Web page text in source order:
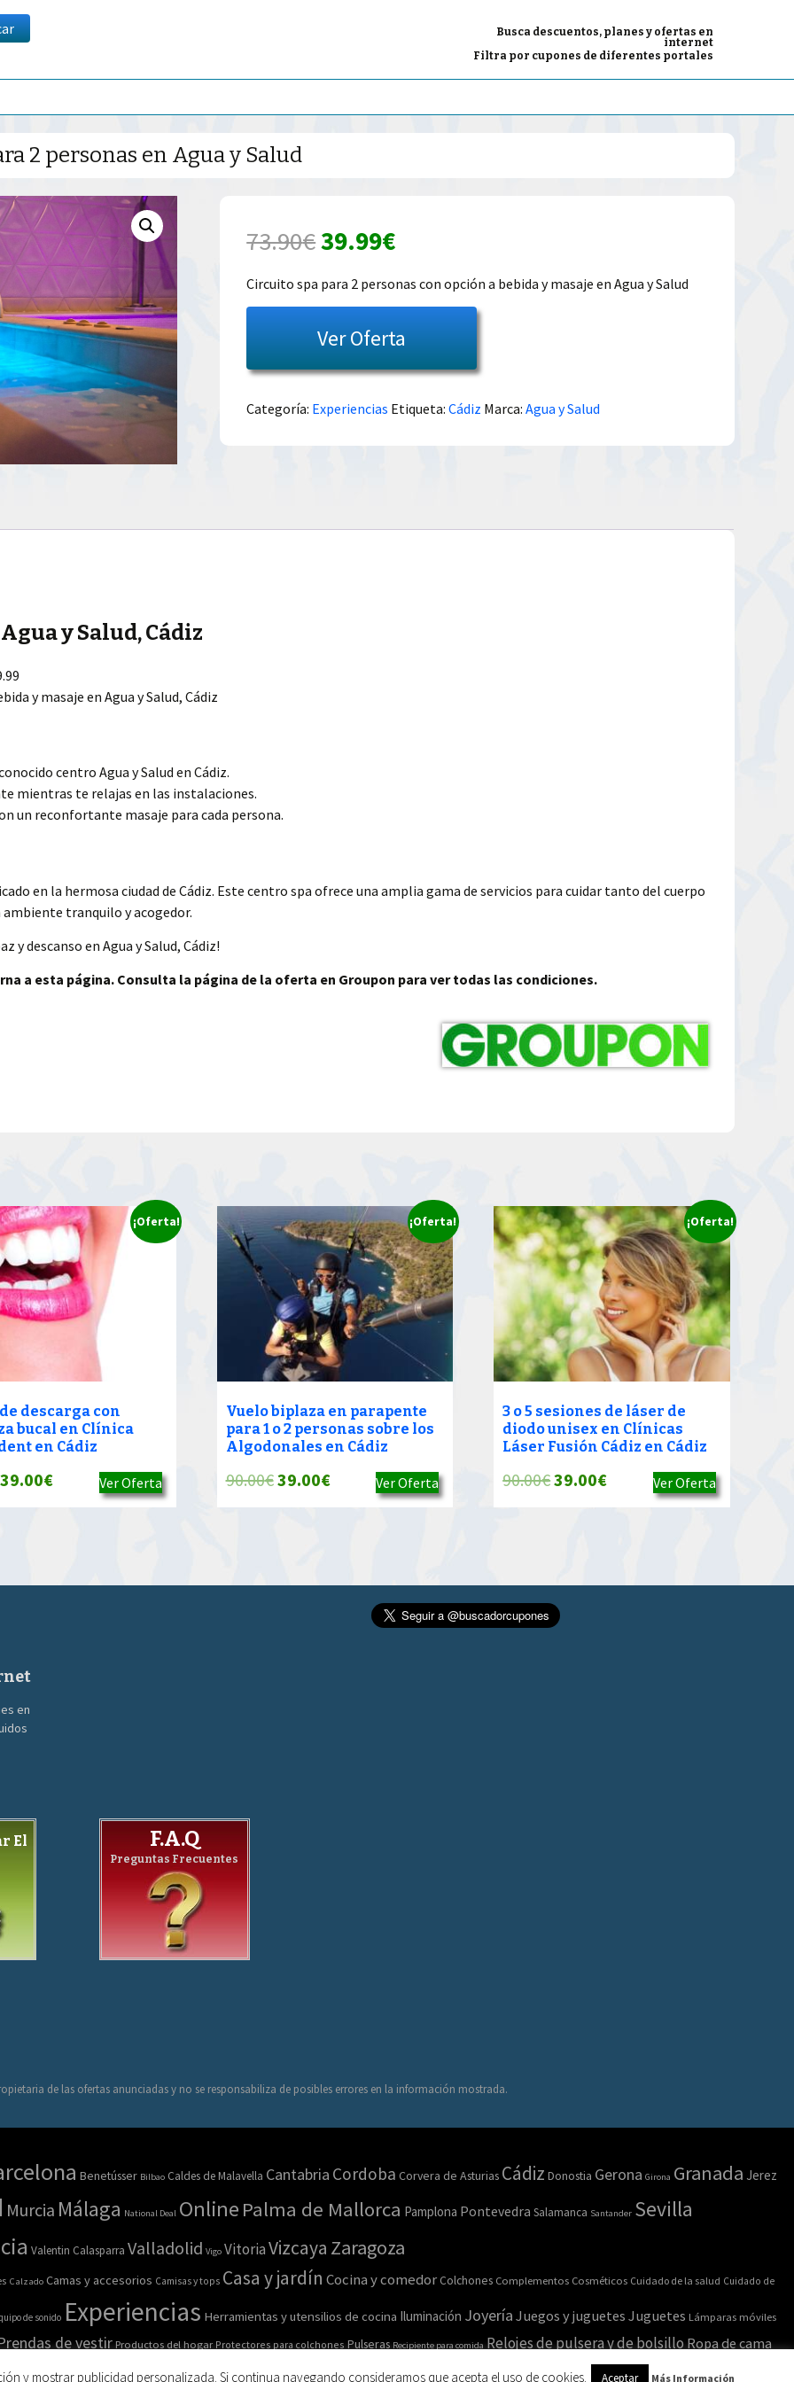
Busca descuentos, planes y ofertas en
internet
Filtra por cupones de diferentes portales
2 personas en Agua y Salud
73.90€El
precio
original
era:
39.99€El
precio
actual
es:
Circuito spa para 2 personas con opción a bebida y masaje en Agua y Salud
Ver Oferta
Categoría: Experiencias Etiqueta:Cádiz Marca:Agua y Salud
y Salud, Cádiz
y masaje en Agua y Salud, Cádiz
centro Agua y Salud en Cádiz.
mientras te relajas en las instalaciones.
un reconfortante masaje para cada persona.
en la hermosa ciudad de Cádiz. Este centro spa ofrece una amplia gama de servicios para cuidar tanto del cuerpo
tranquilo y acogedor.
y descanso en Agua y Salud, Cádiz!
a esta página. Consulta la página de la oferta en Groupon para ver todas las condiciones.
¡Oferta!
descarga con
bucal en Clínica
en Cádiz
El
39.00€El
precio
39.00€.
Ver Oferta
¡Oferta!
Vuelo biplaza en parapente
para 1 o 2 personas sobre los
Algodonales en Cádiz
90.00€El
precio
90.00€.
39.00€El
precio
39.00€.
Ver Oferta
¡Oferta!
3 o 5 sesiones de láser de
diodo unisex en Clínicas
Láser Fusión Cádiz en Cádiz
90.00€El
precio
90.00€.
39.00€El
precio
39.00€.
Ver Oferta
en
El
F.A.Q
Preguntas Frecuentes
de las ofertas anunciadas y no se responsabiliza de posibles errores en la información mostrada.
Benetússer Bilbao Caldes de Malavella Cantabria Cordoba Corvera de Asturias Cádiz Donostia Gerona Girona Granada Jerez
Murcia Málaga National Deal Online Palma de Mallorca Pamplona Pontevedra Salamanca Santander Sevilla
Valentin Calasparra Valladolid Vigo VitoriaVizcaya Zaragoza
Calzado Camas y accesorios Camisas y tops Casa y jardín Cocina y comedor Colchones Complementos Cosméticos Cuidado de la salud Cuidado de
de sonido Experiencias Herramientas y utensilios de cocina Iluminación Joyería Juegos y juguetes Juguetes Lámparas móviles
de vestir Productos del hogar Protectores para colchones Pulseras Recipiente para comida Relojes de pulsera y de bolsillo Ropa de cama
Salud y belleza Sofás Sombreros
y mostrar publicidad personalizada. Si continua navegando consideramos que acepta el uso de cookies. Aceptar Más Información